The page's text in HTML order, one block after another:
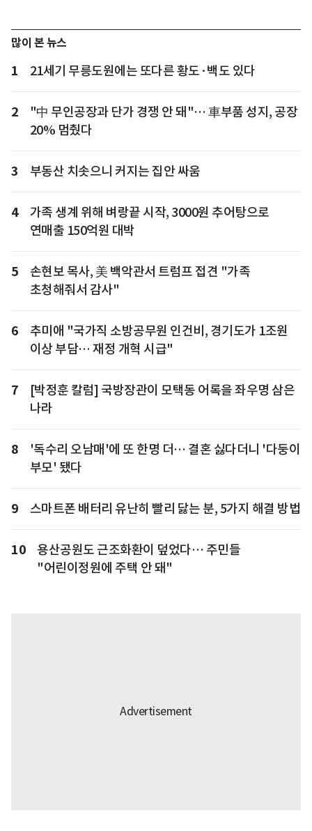
많이 본 뉴스
1 21세기 무릉도원에는 또다른 황도·백도 있다
2
"中 무인공장과 단가 경쟁 안 돼"… 車부품 성지, 공장
20% 멈췄다
3 부동산 치솟으니 커지는 집안 싸움
4
가족 생계 위해 벼랑끝 시작, 3000원 추어탕으로
연매출 150억원 대박
5
손현보 목사, 美 백악관서 트럼프 접견 "가족
초청해줘서 감사"
6
추미애 "국가직 소방공무원 인건비, 경기도가 1조원
이상 부담… 재정 개혁 시급"
7
[박정훈 칼럼] 국방장관이 모택동 어록을 좌우명 삼은
나라
8
'독수리 오남매'에 또 한명 더… 결혼 싫다더니 '다둥이
부모' 됐다
9 스마트폰 배터리 유난히 빨리 닳는 분, 5가지 해결 방법
10
용산공원도 근조화환이 덮었다… 주민들
"어린이정원에 주택 안 돼"